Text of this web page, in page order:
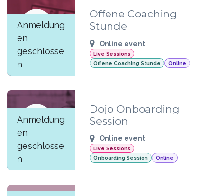
JUN
04
Anmeldung
en
geschlosse
n
Offene Coaching
Stunde
Online event
Live Sessions
Offene Coaching Stunde
Online
JUN
04
Anmeldung
en
geschlosse
n
Dojo Onboarding
Session
Online event
Live Sessions
Onboarding Session
Online